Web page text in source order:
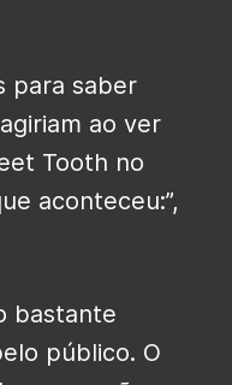
para saber
ao ver
Tooth no
aconteceu:”,
bastante
público. O